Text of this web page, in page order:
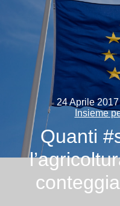
24 Aprile 2017
Insieme
Quanti